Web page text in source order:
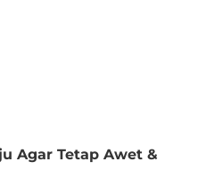
Agar Tetap Awet &